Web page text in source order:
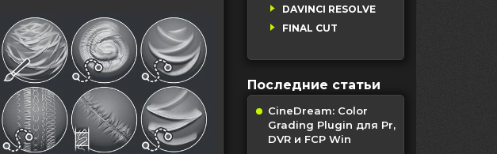
DAVINCI RESOLVE
FINAL CUT
Последние статьи
CineDream: Color
Grading Plugin для Pr,
DVR и FCP Win